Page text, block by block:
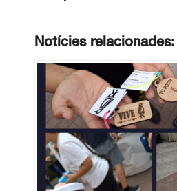
Notícies relacionades: